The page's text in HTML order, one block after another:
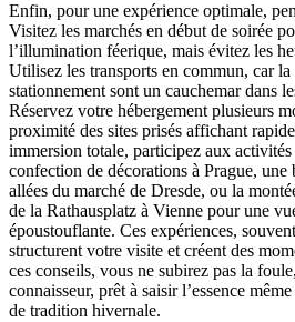
Enfin, pour une expérience optimale,
Visitez les marchés en début de soirée
l’illumination féerique, mais évitez les
Utilisez les transports en commun, car
stationnement sont un cauchemar dans
Réservez votre hébergement plusieurs
proximité des sites prisés affichant
immersion totale, participez aux
confection de décorations à Prague, une
allées du marché de Dresde, ou la
de la Rathausplatz à Vienne pour une
époustouflante. Ces expériences,
structurent votre visite et créent des
ces conseils, vous ne subirez pas la
connaisseur, prêt à saisir l’essence
de tradition hivernale.